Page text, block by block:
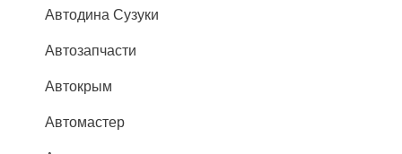
Автодина Сузуки
Автозапчасти
Автокрым
Автомастер